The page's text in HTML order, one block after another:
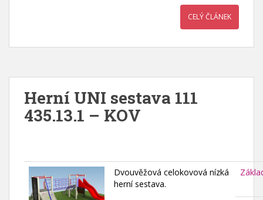
CELÝ ČLÁNEK
Herní UNI sestava 111
435.13.1 – KOV
Dvouvěžová celokovová nízká
herní sestava.